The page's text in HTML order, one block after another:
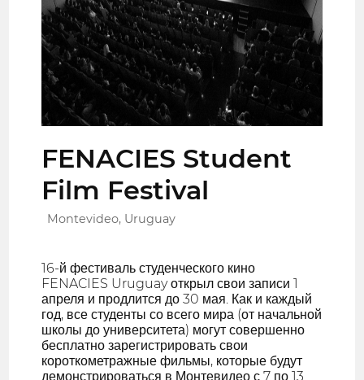
FENACIES Student
Film Festival
Montevideo, Uruguay
16-й фестиваль студенческого кино
FENACIES Uruguay открыл свои записи 1
апреля и продлится до 30 мая. Как и каждый
год, все студенты со всего мира (от начальной
школы до университета) могут совершенно
бесплатно зарегистрировать свои
короткометражные фильмы, которые будут
демонстрироваться в Монтевидео с 7 по 13